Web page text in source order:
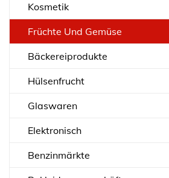
Kosmetik
Früchte Und Gemüse
Bäckereiprodukte
Hülsenfrucht
Glaswaren
Elektronisch
Benzinmärkte